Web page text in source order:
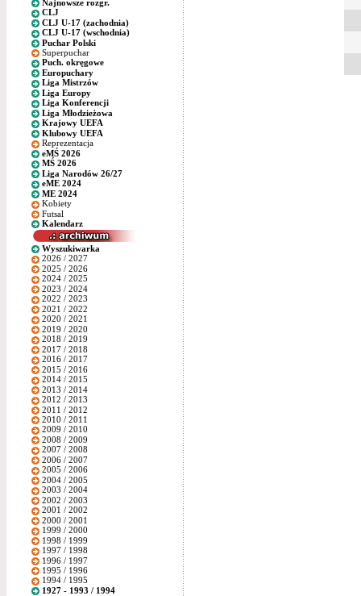
Najnowsze rozgr.
CLJ
CLJ U-17 (zachodnia)
CLJ U-17 (wschodnia)
Puchar Polski
Superpuchar
Puch. okręgowe
Europuchary
Liga Mistrzów
Liga Europy
Liga Konferencji
Liga Młodzieżowa
Krajowy UEFA
Klubowy UEFA
Reprezentacja
eMŚ 2026
MŚ 2026
Liga Narodów 26/27
eME 2024
ME 2024
Kobiety
Futsal
Kalendarz
Wyszukiwarka
2026 / 2027
2025 / 2026
2024 / 2025
2023 / 2024
2022 / 2023
2021 / 2022
2020 / 2021
2019 / 2020
2018 / 2019
2017 / 2018
2016 / 2017
2015 / 2016
2014 / 2015
2013 / 2014
2012 / 2013
2011 / 2012
2010 / 2011
2009 / 2010
2008 / 2009
2007 / 2008
2006 / 2007
2005 / 2006
2004 / 2005
2003 / 2004
2002 / 2003
2001 / 2002
2000 / 2001
1999 / 2000
1998 / 1999
1997 / 1998
1996 / 1997
1995 / 1996
1994 / 1995
1927 - 1993 / 1994